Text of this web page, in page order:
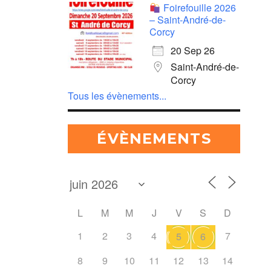
Foirefouille 2026
– Saint-André-de-
Corcy
20 Sep 26
Saint-André-de-
Corcy
Tous les évènements...
ÉVÈNEMENTS
L M M J V S
D
1
2 3 4 5 6
7
8
9 10 11 12 13
14